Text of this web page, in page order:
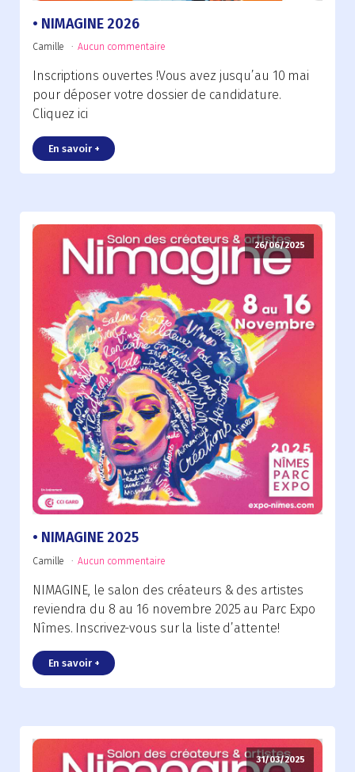
NIMAGINE 2026
Camille Aucun commentaire
Inscriptions ouvertes !Vous avez jusqu’au 10 mai
pour déposer votre dossier de candidature.
Cliquez ici
En savoir +
26/06/2025
NIMAGINE 2025
Camille Aucun commentaire
NIMAGINE, le salon des créateurs & des artistes
reviendra du 8 au 16 novembre 2025 au Parc Expo
Nîmes. Inscrivez-vous sur la liste d’attente!
En savoir +
31/03/2025